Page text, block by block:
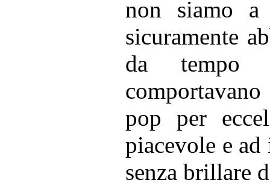
non siamo
sicuramente
da tempo
pop per
piacevole e ad
senza brillare